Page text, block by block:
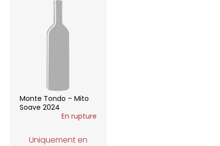
Monte Tondo – Mito
Soave 2024
En rupture
Uniquement en